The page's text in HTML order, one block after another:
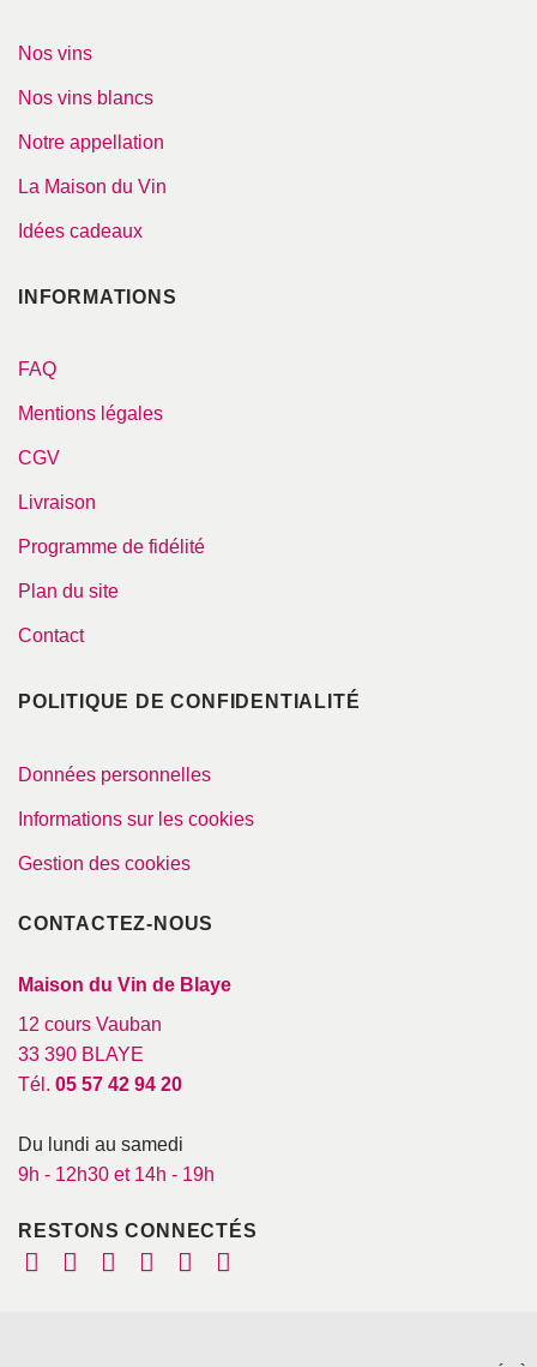
Nos vins
Nos vins blancs
Notre appellation
La Maison du Vin
Idées cadeaux
INFORMATIONS
FAQ
Mentions légales
CGV
Livraison
Programme de fidélité
Plan du site
Contact
POLITIQUE DE CONFIDENTIALITÉ
Données personnelles
Informations sur les cookies
Gestion des cookies
CONTACTEZ-NOUS
Maison du Vin de Blaye
12 cours Vauban
33 390 BLAYE
Tél. 05 57 42 94 20
Du lundi au samedi
9h - 12h30 et 14h - 19h
RESTONS CONNECTÉS